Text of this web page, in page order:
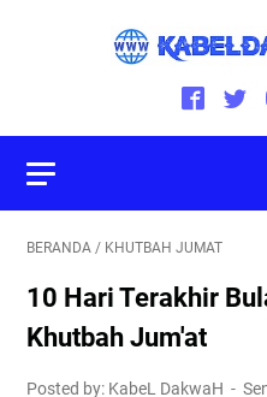
BERANDA / KHUTBAH JUMAT
10 Hari Terakhir
Khutbah Jum'at
Posted by: KabeL DakwaH